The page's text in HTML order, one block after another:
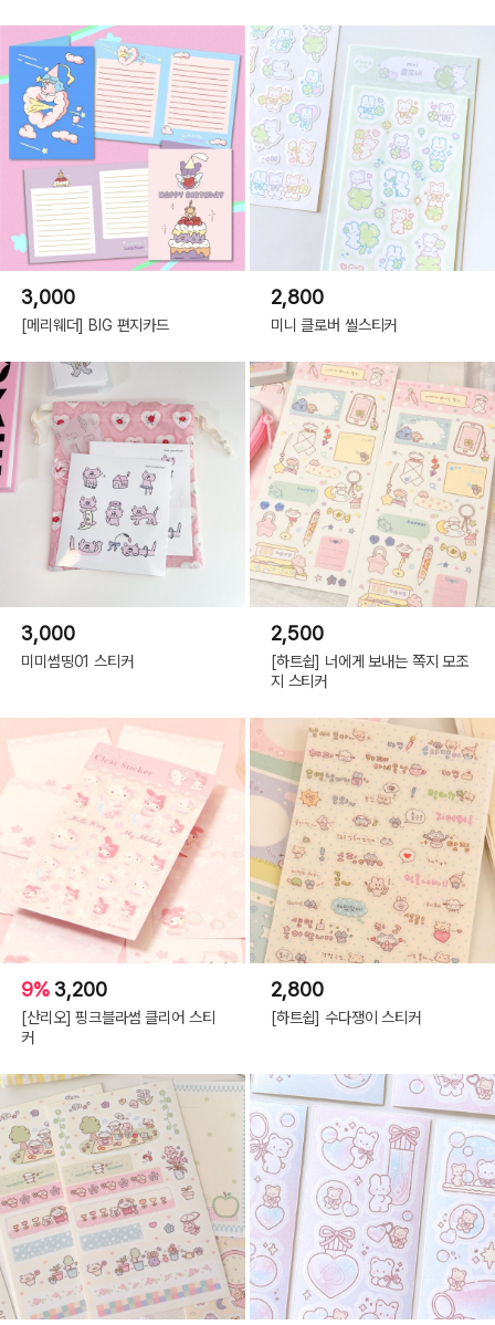
3,000
[메리웨더] BIG 편지카드
2,800
미니 클로버 씰스티커
3,000
미미썸띵01 스티커
2,500
[하트쉽] 너에게 보내는 쪽지 모조
지 스티커
9% 3,200
[산리오] 핑크블라썸 클리어 스티
커
2,800
[하트쉽] 수다쟁이 스티커